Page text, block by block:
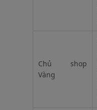
Chủ shop
Vàng